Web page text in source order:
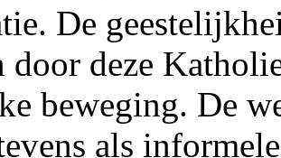
De
door deze
beweging. De
als